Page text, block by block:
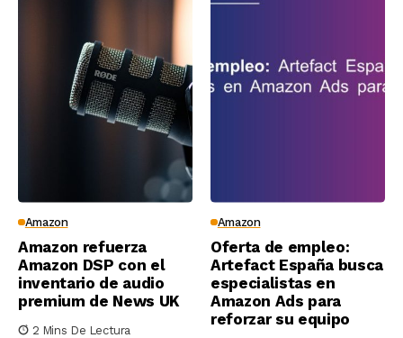
Amazon
Amazon refuerza
Amazon DSP con el
inventario de audio
premium de News UK
2 Mins De Lectura
Amazon
Oferta de empleo:
Artefact España busca
especialistas en
Amazon Ads para
reforzar su equipo